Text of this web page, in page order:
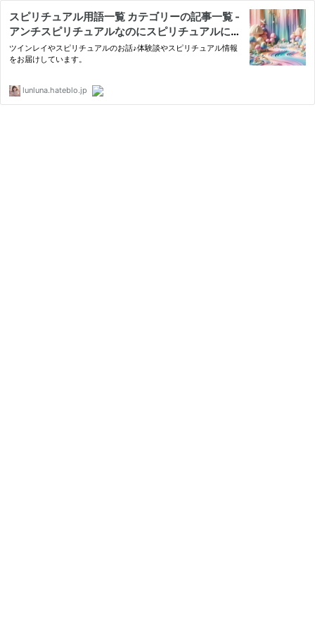
スピリチュアル用語一覧 カテゴリーの記事一覧 -
アンチスピリチュアルなのにスピリチュアルに生
きる人生
ツインレイやスピリチュアルのお話♪体験談やスピリチュアル情報
をお届けしています。
lunluna.hateblo.jp